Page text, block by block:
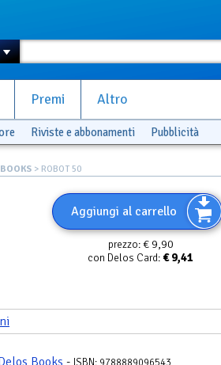
Premi Altro
Riviste e abbonamenti Pubblicità
> ROBOT 50
Aggiungi al carrello
prezzo:€ 9,90
con Delos Card: €9,41
Books - ISBN: 9788889096543